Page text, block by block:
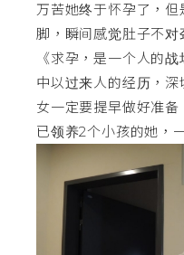
万苦她终于怀孕了，
脚，瞬间感觉肚子不
《求孕，是一个人的
中以过来人的经历，
女一定要提早做好准
已领养2个小孩的她，